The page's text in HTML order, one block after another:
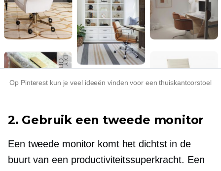
Op Pinterest kun je veel ideeën vinden voor een thuiskantoorstoel
2. Gebruik een tweede monitor
Een tweede monitor komt het dichtst in de
buurt van een productiviteitssuperkracht. Een